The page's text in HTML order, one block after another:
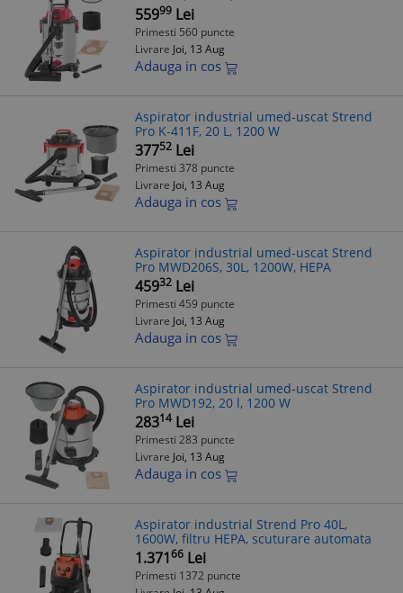
55999 Lei
Primesti 560 puncte
Livrare Joi, 13 Aug
Adauga in cos
Aspirator industrial umed-uscat Strend
Pro K-411F, 20 L, 1200 W
37752 Lei
Primesti 378 puncte
Livrare Joi, 13 Aug
Adauga in cos
Aspirator industrial umed-uscat Strend
Pro MWD206S, 30L, 1200W, HEPA
45932 Lei
Primesti 459 puncte
Livrare Joi, 13 Aug
Adauga in cos
Aspirator industrial umed-uscat Strend
Pro MWD192, 20 l, 1200 W
28314 Lei
Primesti 283 puncte
Livrare Joi, 13 Aug
Adauga in cos
Aspirator industrial Strend Pro 40L,
1600W, filtru HEPA, scuturare automata
1.37166 Lei
Primesti 1372 puncte